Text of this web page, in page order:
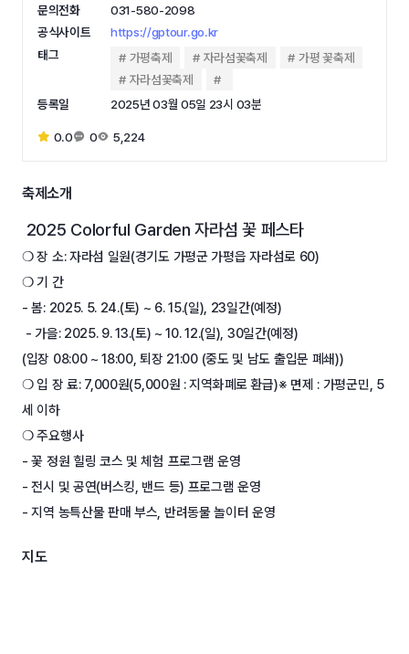
문의전화
031-580-2098
공식사이트
https://gptour.go.kr
태그
가평축제 자라섬꽃축제
가평 꽃축제
자라섬꽃축제
등록일
2025년 03월 05일 23시 03분
0.0 0 5,224
축제소개
2025 Colorful Garden 자라섬 꽃 페스타
❍ 장 소: 자라섬 일원(경기도 가평군 가평읍 자라섬로 60)
❍ 기 간
- 봄: 2025. 5. 24.(토) ~ 6. 15.(일), 23일간(예정)
- 가을: 2025. 9. 13.(토) ~ 10. 12.(일), 30일간(예정)
(입장 08:00 ~ 18:00, 퇴장 21:00 (중도 및 남도 출입문 폐쇄))
❍ 입 장 료: 7,000원(5,000원 : 지역화폐로 환급)※ 면제 : 가평군민, 5
세 이하
❍ 주요행사
- 꽃 정원 힐링 코스 및 체험 프로그램 운영
- 전시 및 공연(버스킹, 밴드 등) 프로그램 운영
- 지역 농특산물 판매 부스, 반려동물 놀이터 운영
지도